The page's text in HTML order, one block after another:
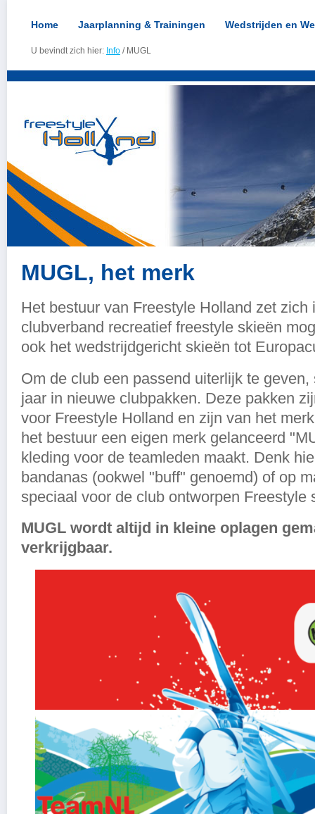
MUGL, het merk
Het bestuur van Freestyle Holland zet zich
clubverband recreatief freestyle skieën
ook het wedstrijdgericht skieën tot
Om de club een passend uiterlijk te
jaar in nieuwe clubpakken. Deze pakken
voor Freestyle Holland en zijn van het
het bestuur een eigen merk gelanceerd
kleding voor de teamleden maakt. Denk
bandanas (ookwel "buff" genoemd) of op
speciaal voor de club ontworpen Freestyle
MUGL wordt altijd in kleine oplagen
verkrijgbaar.
Home Jaarplanning & Trainingen Wedstrijden en
U bevindt zich hier: Info / MUGL